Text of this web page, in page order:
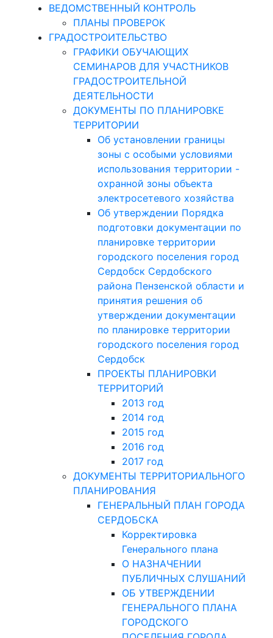
ВЕДОМСТВЕННЫЙ КОНТРОЛЬ
ПЛАНЫ ПРОВЕРОК
ГРАДОСТРОИТЕЛЬСТВО
ГРАФИКИ ОБУЧАЮЩИХ
СЕМИНАРОВ ДЛЯ УЧАСТНИКОВ
ГРАДОСТРОИТЕЛЬНОЙ
ДЕЯТЕЛЬНОСТИ
ДОКУМЕНТЫ ПО ПЛАНИРОВКЕ
ТЕРРИТОРИИ
Об установлении границы
зоны с особыми условиями
использования территории -
охранной зоны объекта
электросетевого хозяйства
Об утверждении Порядка
подготовки документации по
планировке территории
городского поселения город
Сердобск Сердобского
района Пензенской области и
принятия решения об
утверждении документации
по планировке территории
городского поселения город
Сердобск
ПРОЕКТЫ ПЛАНИРОВКИ
ТЕРРИТОРИЙ
2013 год
2014 год
2015 год
2016 год
2017 год
ДОКУМЕНТЫ ТЕРРИТОРИАЛЬНОГО
ПЛАНИРОВАНИЯ
ГЕНЕРАЛЬНЫЙ ПЛАН ГОРОДА
СЕРДОБСКА
Корректировка
Генерального плана
О НАЗНАЧЕНИИ
ПУБЛИЧНЫХ СЛУШАНИЙ
ОБ УТВЕРЖДЕНИИ
ГЕНЕРАЛЬНОГО ПЛАНА
ГОРОДСКОГО